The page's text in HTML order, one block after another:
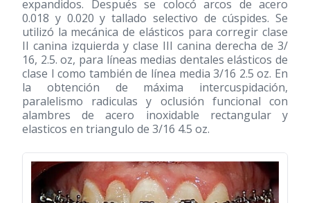
expandidos. Después se colocó arcos de acero
0.018 y 0.020 y tallado selectivo de cúspides. Se
utilizó la mecánica de elásticos para corregir clase
II canina izquierda y clase III canina derecha de 3/
16, 2.5. oz, para líneas medias dentales elásticos de
clase I como también de línea media 3/16 2.5 oz. En
la obtención de máxima intercuspidación,
paralelismo radiculas y oclusión funcional con
alambres de acero inoxidable rectangular y
elasticos en triangulo de 3/16 4.5 oz.